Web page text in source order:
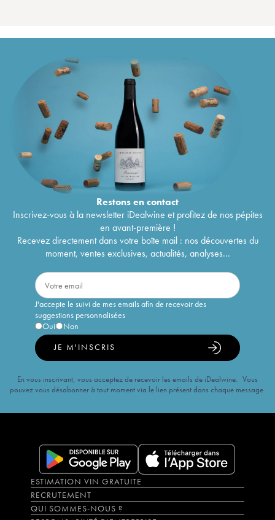
Restons encontact
Inscrivez-vous à la newsletter iDealwine et profitez de nos pépites
en avant-première !
Recevez directement dans votre boîte mail : nos découvertes du
moment, ventes exclusives, actualités, analyses...
J'accepte le suivi de mes emails afin de recevoir des
suggestions personnalisées
Oui
Non
JE M'INSCRIS
En vous inscrivant, vous acceptez de recevoir les emails de iDealwine. Vous
pouvez vous désabonner à tout moment via le lien présent dans chaque message.
ESTIMATION VIN GRATUITE
RECRUTEMENT
QUI SOMMES-NOUS ?